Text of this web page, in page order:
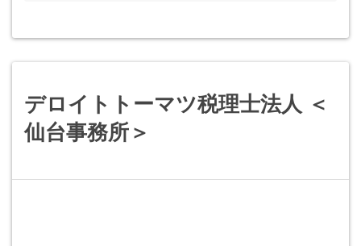
デロイトトーマツ税理士法人 ＜
仙台事務所＞